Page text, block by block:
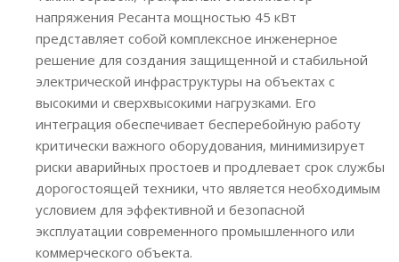
напряжения Ресанта мощностью 45 кВт
представляет собой комплексное инженерное
решение для создания защищенной и стабильной
электрической инфраструктуры на объектах с
высокими и сверхвысокими нагрузками. Его
интеграция обеспечивает бесперебойную работу
критически важного оборудования, минимизирует
риски аварийных простоев и продлевает срок службы
дорогостоящей техники, что является необходимым
условием для эффективной и безопасной
эксплуатации современного промышленного или
коммерческого объекта.